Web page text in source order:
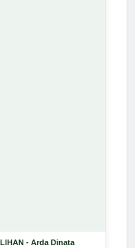
- Arda Dinata